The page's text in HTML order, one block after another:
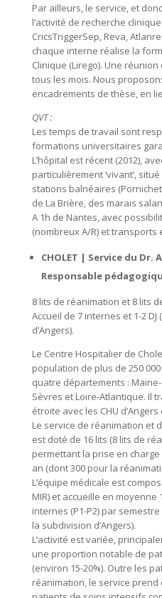
Par ailleurs, le service, et
l’activité de recherche
CricsTriggerSep, Reva,
chaque interne réalise la
Clinique (Lirego). Une
tous les mois. Nous
encadrements de thèse, en
QVT :
Les temps de travail sont
formations universitaires
L’hôpital est récent (2012),
particulièrement ‘vivant’,
stations balnéaires
de La Brière, des marais
A 1h de Nantes, avec
(nombreux A/R) et transports
CHOLET | Service du Dr.
Responsable
8 lits de réanimation et 8 lits
Accueil de 7 internes et 1-2
d’Angers).
Le Centre Hospitalier de
population de plus de 250
quatre départements :
Sèvres et Loire-Atlantique. Il
étroite avec les CHU
Le service de réanimation et
est doté de 16 lits (8 lits de
permettant la prise en
an (dont 300 pour la
L’équipe médicale est
MIR) et accueille en moyenne
internes (P1-P2) par
la subdivision d’Angers).
L’activité est variée,
une proportion notable de
(environ 15-20%). Outre les
réanimation, le service